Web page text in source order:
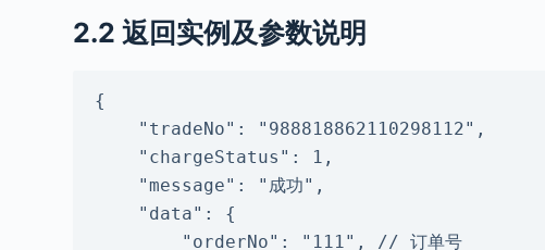
2.2 返回实例及参数说明
{